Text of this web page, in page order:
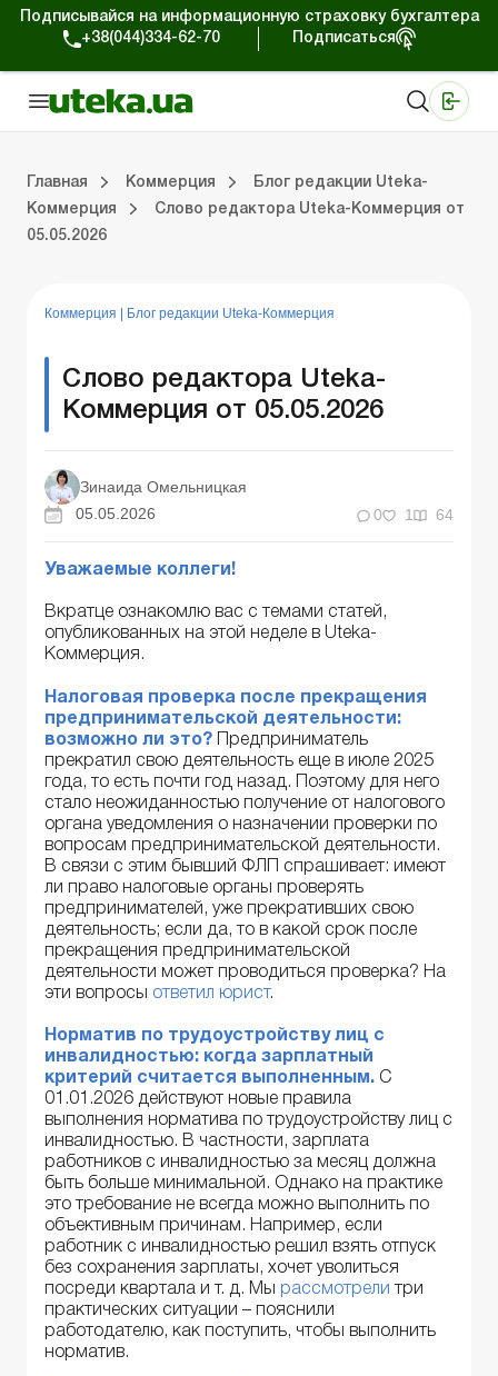
Подписывайся на информационную страховку бухгалтера
+38(044)334-62-70
Подписаться
Главная Коммерция
Блог редакции Uteka-
Коммерция
Слово редактора Uteka-Коммерция от
05.05.2026
Коммерция Блог редакции Uteka-Коммерция
Слово редактора Uteka-
Коммерция от 05.05.2026
Зинаида Омельницкая
05.05.2026
0 1 64
Уважаемые коллеги!
Вкратце ознакомлю вас с темами статей,
опубликованных на этой неделе в Uteka-
Коммерция.
Налоговая проверка после прекращения
предпринимательской деятельности:
возможно ли это?
Предприниматель
прекратил свою деятельность еще в июле 2025
года, то есть почти год назад. Поэтому для него
стало неожиданностью получение от налогового
органа уведомления о назначении проверки по
вопросам предпринимательской деятельности.
В связи с этим бывший ФЛП спрашивает: имеют
ли право налоговые органы проверять
предпринимателей, уже прекративших свою
деятельность; если да, то в какой срок после
прекращения предпринимательской
деятельности может проводиться проверка? На
эти вопросы ответил юрист.
Норматив по трудоустройству лиц с
инвалидностью: когда зарплатный
критерий считается выполненным. С
01.01.2026 действуют новые правила
выполнения норматива по трудоустройству лиц с
инвалидностью. В частности, зарплата
работников с инвалидностью за месяц должна
быть больше минимальной. Однако на практике
это требование не всегда можно выполнить по
объективным причинам. Например, если
работник с инвалидностью решил взять отпуск
без сохранения зарплаты, хочет уволиться
посреди квартала и т. д. Мы рассмотрели три
практических ситуации – пояснили
работодателю, как поступить, чтобы выполнить
норматив.